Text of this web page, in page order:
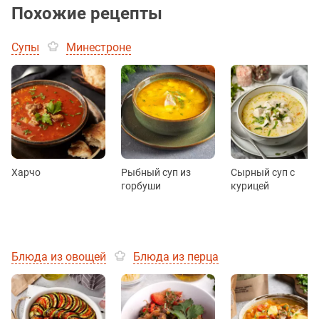
Похожие рецепты
Супы Минестроне
Харчо
Рыбный суп из
горбуши
Сырный суп с
курицей
Блюда из овощей Блюда из перца